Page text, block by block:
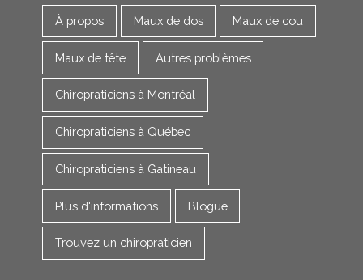
À propos Maux de dos Maux de cou
Maux de tête Autres problèmes
Chiropraticiens à Montréal
Chiropraticiens à Québec
Chiropraticiens à Gatineau
Plus d'informations Blogue
Trouvez un chiropraticien